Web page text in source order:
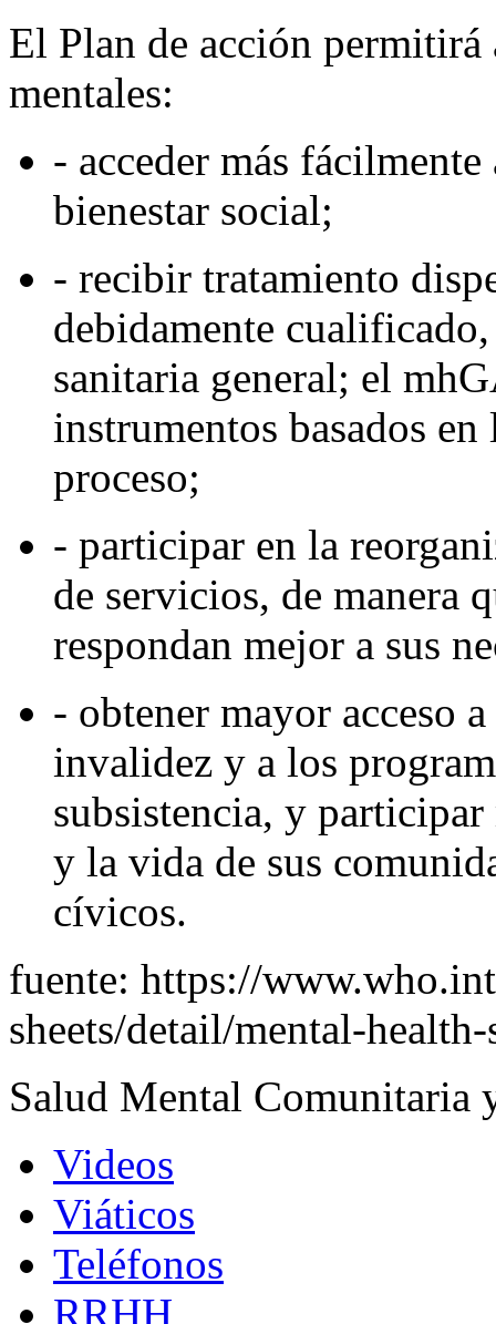
El Plan de acción permitirá
mentales:
- acceder más
bienestar social;
- recibir tratamiento
debidamente
sanitaria general; el
instrumentos basados
proceso;
- participar en la
de servicios, de manera
respondan mejor a sus
- obtener mayor acceso
invalidez y a los
subsistencia, y
y la vida de sus
cívicos.
fuente: https://
sheets/detail/mental-
Salud Mental Comunitaria
Videos
Viáticos
Teléfonos
RRHH